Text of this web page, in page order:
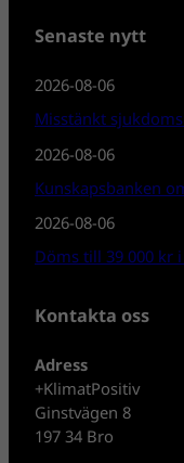
Senaste nytt
2026-08-06
Misstänkt
2026-08-06
Kunskapsbanken
2026-08-06
Döms till 39 000 kr
Kontakta oss
Adress
+KlimatPositiv
Ginstvägen 8
197 34 Bro